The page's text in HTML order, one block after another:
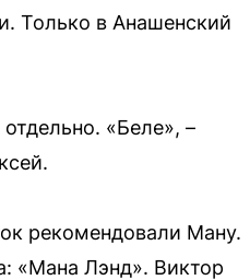
Только в Анашенский
«Беле», –
рекомендовали Ману.
«Мана Лэнд». Виктор